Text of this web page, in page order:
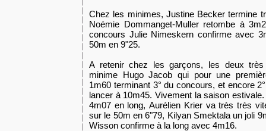
Chez les minimes, Justine Becker termine
Noémie Dommanget-Muller retombe à
concours Julie Nimeskern confirme avec
50m en 9"25.
A retenir chez les garçons, les deux très
minime Hugo Jacob qui pour une
1m60 terminant 3° du concours, et encore
lancer à 10m45. Vivement la saison
4m07 en long,Aurélien Krier va très très
sur le 50m en 6"79, Kilyan Smektala un joli
Wisson confirme à la long avec 4m16.